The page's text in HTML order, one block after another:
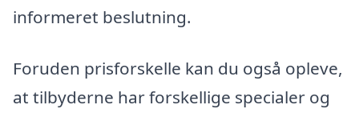
informeret beslutning.
Foruden prisforskelle kan du også opleve,
at tilbyderne har forskellige specialer og